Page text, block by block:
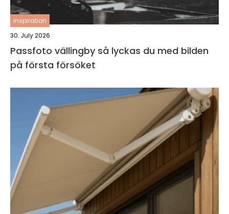
inspiration
30. July 2026
Passfoto vällingby så lyckas du med bilden
på första försöket